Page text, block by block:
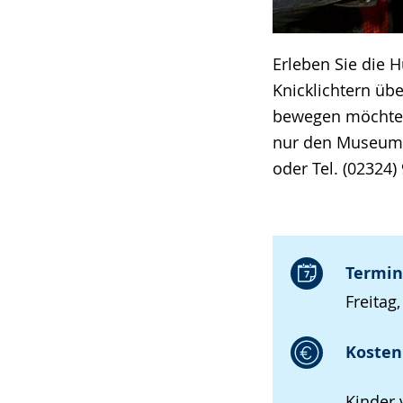
Erleben Sie die
Knicklichtern
bewegen
nur den
oder Tel.